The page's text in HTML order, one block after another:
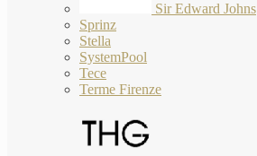
Sir Edward Johns
Sprinz
Stella
SystemPool
Tece
Terme Firenze